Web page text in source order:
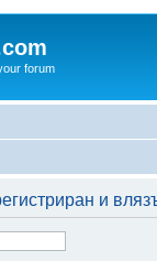
forum
и